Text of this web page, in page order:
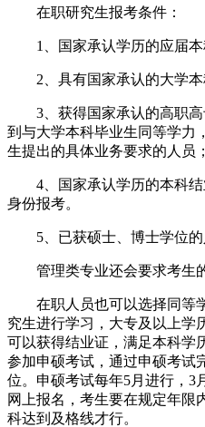
在职研究生报考条件：
1、国家承认学历的应届本
2、具有国家承认的大学本
3、获得国家承认的高职高
到与大学本科毕业生同等学力
生提出的具体业务要求的人员；
4、国家承认学历的本科结
身份报考。
5、已获硕士、博士学位的
管理类专业还会要求考生的
在职人员也可以选择同等
究生进行学习，大专及以上学
可以获得结业证，满足本科学
参加申硕考试，通过申硕考试
位。申硕考试每年5月进行，3
网上报名，考生要在规定年限
科达到及格线才行。